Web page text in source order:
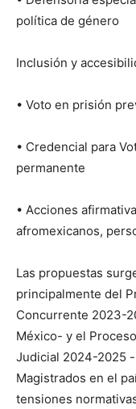
política de género
Inclusión y
• Voto en prisión
• Credencial para
permanente
• Acciones
afromexicanos,
Las propuestas
principalmente del
Concurrente 2023-
México- y el
Judicial 2024-2025
Magistrados en el
tensiones